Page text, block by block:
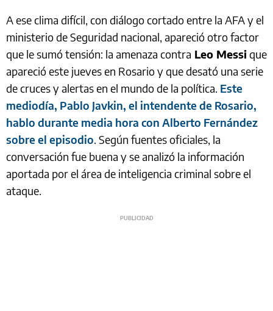
A ese clima difícil, con diálogo cortado entre la AFA y el
ministerio de Seguridad nacional, apareció otro factor
que le sumó tensión: la amenaza contra Leo Messique
apareció este jueves en Rosario y que desató una serie
de cruces y alertas en el mundo de la política. Este
mediodía, Pablo Javkin, el intendente de Rosario,
hablo durante media hora con Alberto Fernández
sobre el episodio. Según fuentes oficiales, la
conversación fue buena y se analizó la información
aportada por el área de inteligencia criminal sobre el
ataque.